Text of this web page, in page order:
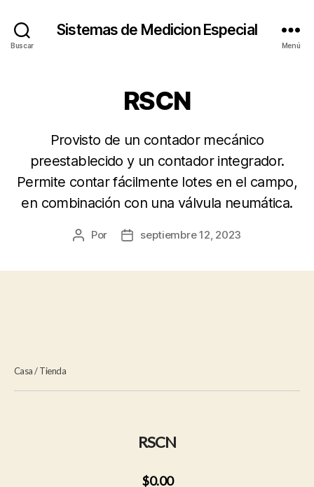
Buscar
Sistemas de Medicion Especial
Menú
RSCN
Provisto de un contador mecánico
preestablecido y un contador integrador.
Permite contar fácilmente lotes en el campo,
en combinación con una válvula neumática.
Autor
Por
Fechaseptiembre 12, 2023
Casa/Tienda
RSCN
$0.00